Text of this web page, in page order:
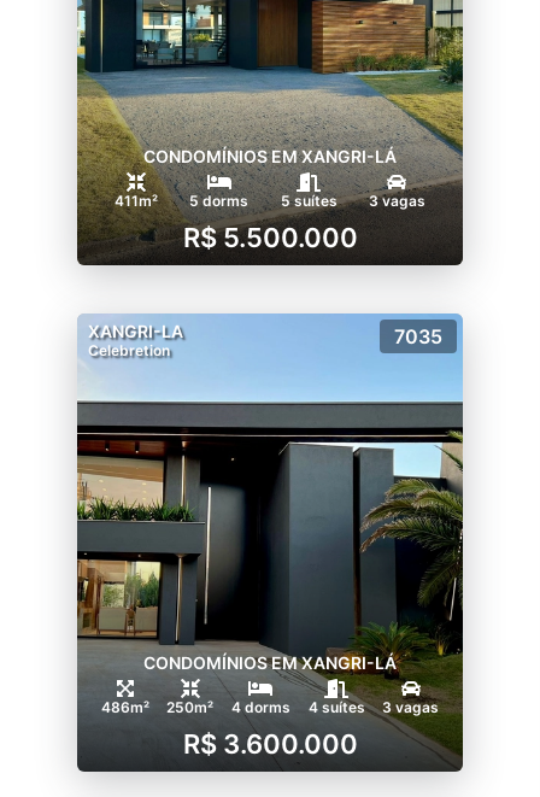
CONDOMÍNIOS EM XANGRI-LÁ
411m² 5 dorms 5 suítes 3 vagas
R$ 5.500.000
XANGRI-LA
Celebretion
7035
CONDOMÍNIOS EM XANGRI-LÁ
486m² 250m² 4 dorms 4 suítes 3 vagas
R$ 3.600.000